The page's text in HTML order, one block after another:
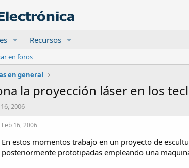
Recursos
en foros
en general
la proyección láser en los
2006
Feb 16, 2006
En estos momentos trabajo en un proyecto de
posteriormente prototipadas empleando una